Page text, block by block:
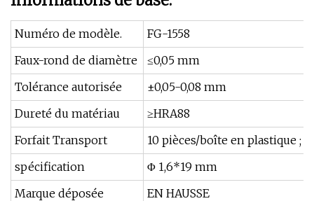
Numéro de modèle.
FG-1558
Faux-rond de diamètre
≤0,05 mm
Tolérance autorisée
±0,05-0,08 mm
Dureté du matériau
≥HRA88
Forfait Transport
10 pièces/boîte en plastique ;
spécification
Φ 1,6*19 mm
Marque déposée
EN HAUSSE